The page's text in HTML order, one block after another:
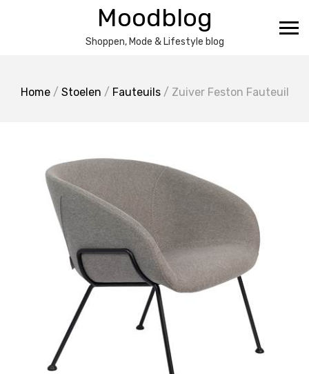
Moodblog
Shoppen, Mode & Lifestyle blog
Home/ Stoelen / Fauteuils/ Zuiver Feston Fauteuil